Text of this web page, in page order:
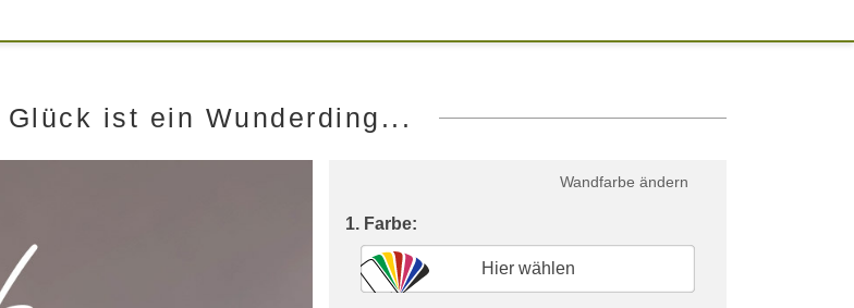
Glück ist ein Wunderding...
Wandfarbe ändern
1. Farbe:
Hier wählen